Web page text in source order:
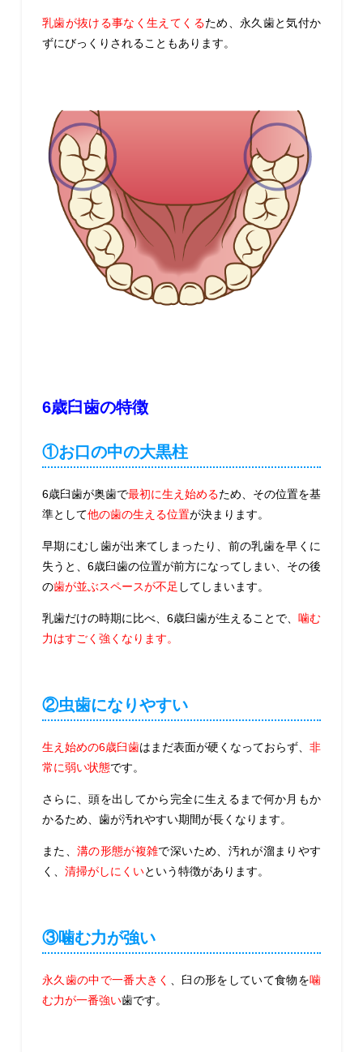
乳歯が抜ける事なく生えてくるため、永久歯と気付か
ずにびっくりされることもあります。
6歳臼歯の特徴
①お口の中の大黒柱
6歳臼歯が奥歯で最初に生え始めるため、その位置を基
準として他の歯の生える位置が決まります。
早期にむし歯が出来てしまったり、前の乳歯を早くに
失うと、6歳臼歯の位置が前方になってしまい、 その後
の歯が並ぶスペースが不足 してしまいます。
乳歯だけの時期に比べ、6歳臼歯が生えることで、噛む
力はすごく強くなります。
②虫歯になりやすい
生え始めの6歳臼歯はまだ表面が硬くなっておらず、非
常に弱い状態です。
さらに、頭を出してから完全に生えるまで何か月もか
かるため、歯が汚れやすい期間が長くなります。
また、 溝の形態が複雑で深いため、汚れが溜まりやす
く、 清掃がしにくいという特徴があります。
③噛む力が強い
永久歯の中で一番大きく 、臼の形をしていて食物を噛
む力が一番強い歯です。